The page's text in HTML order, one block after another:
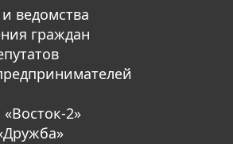
ведомства
граждан
2»